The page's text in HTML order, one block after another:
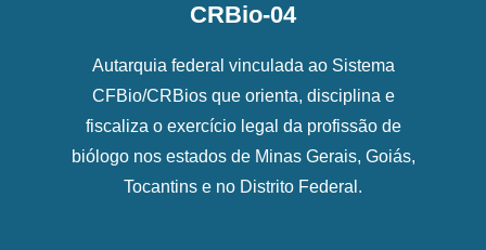
CRBio-04
Autarquia federal vinculada ao Sistema
CFBio/CRBios que orienta, disciplina e
fiscaliza o exercício legal da profissão de
biólogo nos estados de Minas Gerais, Goiás,
Tocantins e no Distrito Federal.